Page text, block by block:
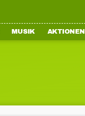
MUSIK AKTIONEN